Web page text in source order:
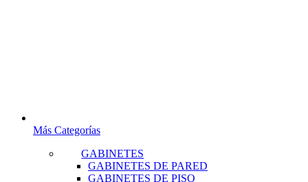
Más Categorías
GABINETES
GABINETES DE PARED
GABINETES DE PISO